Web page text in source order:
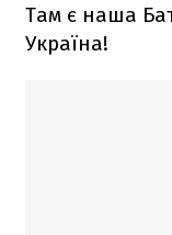
Там є наша
Україна!